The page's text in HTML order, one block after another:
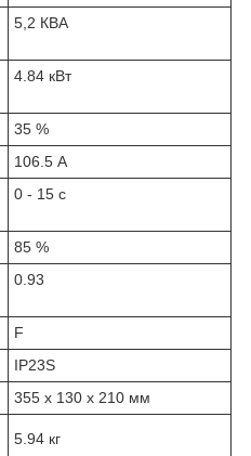
5,2 КВА
4.84 кВт
35 %
106.5 А
0 - 15 с
85 %
0.93
F
IP23S
355 x 130 x 210 мм
5.94 кг